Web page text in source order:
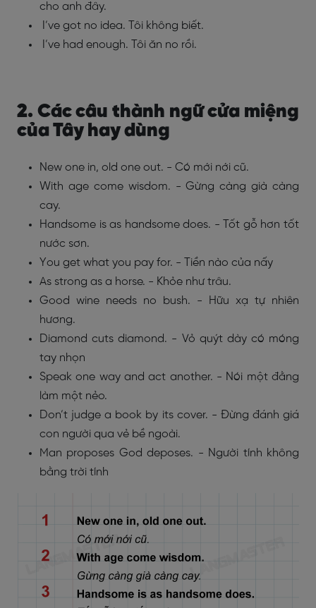
cho anh đây.
I’ve got no idea. Tôi không biết.
I’ve had enough. Tôi ăn no rồi.
2. Các câu thành ngữ cửa miệng
của Tây hay dùng
New one in, old one out. - Có mới nới cũ.
With age come wisdom. - Gừng càng già càng
cay.
Handsome is as handsome does. - Tốt gỗ hơn tốt
nước sơn.
You get what you pay for. - Tiền nào của nấy
As strong as a horse. - Khỏe như trâu.
Good wine needs no bush. - Hữu xạ tự nhiên
hương.
Diamond cuts diamond. - Vỏ quýt dày có móng
tay nhọn
Speak one way and act another. - Nói một đằng
làm một nẻo.
Don’t judge a book by its cover. - Đừng đánh giá
con người qua vẻ bề ngoài.
Man proposes God deposes. - Người tính không
bằng trời tính